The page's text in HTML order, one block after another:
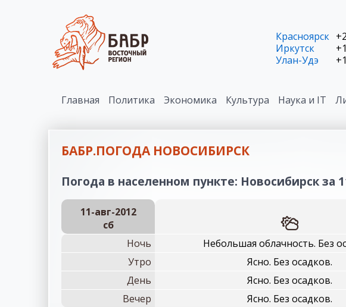
Красноярск
Иркутск
Улан-Удэ
Главная Политика Экономика Культура Наука и IT
БАБР.ПОГОДА НОВОСИБИРСК
Погода в населенном пункте: Новосибирск за
11-авг-2012
сб
Ночь
Небольшая облачность. Без
Утро
Ясно. Без осадков.
День
Ясно. Без осадков.
Вечер
Ясно. Без осадков.